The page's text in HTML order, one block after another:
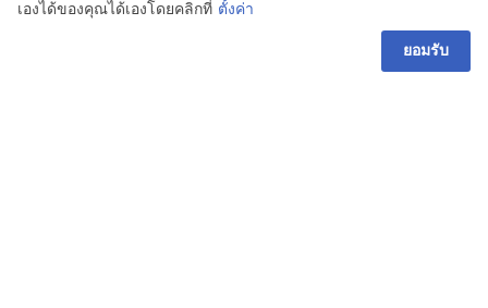
หยุดการเรียนการสอน
เองได้ของคุณได้เองโดยคลิกที่ ตั้งค่า
ยอมรับ